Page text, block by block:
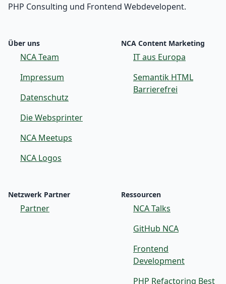
PHP Consulting und Frontend Webdevelopent.
Über uns
NCA Team
Impressum
Datenschutz
Die Websprinter
NCA Meetups
NCA Logos
NCA Content Marketing
IT aus Europa
Semantik HTML
Barrierefrei
Netzwerk Partner
Partner
Ressourcen
NCA Talks
GitHub NCA
Frontend
Development
PHP Refactoring Best